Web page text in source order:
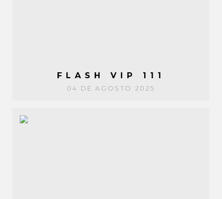
FLASH VIP 111
04 DE AGOSTO 2025